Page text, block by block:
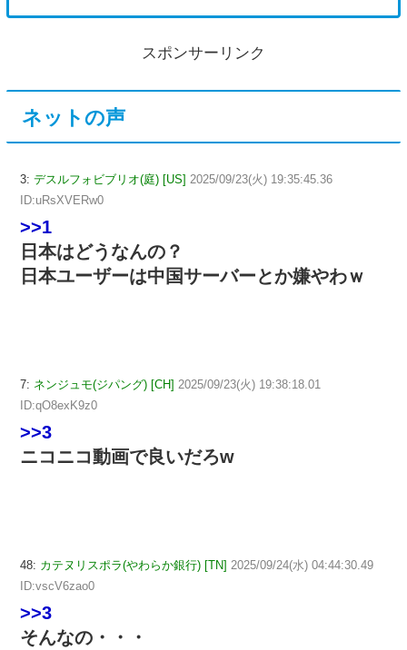
スポンサーリンク
ネットの声
3: デスルフォビブリオ(庭) [US] 2025/09/23(火) 19:35:45.36
ID:uRsXVERw0
>>1
日本はどうなんの？
日本ユーザーは中国サーバーとか嫌やわｗ
7: ネンジュモ(ジパング) [CH] 2025/09/23(火) 19:38:18.01
ID:qO8exK9z0
>>3
ニコニコ動画で良いだろw
48: カテヌリスポラ(やわらか銀行) [TN] 2025/09/24(水) 04:44:30.49
ID:vscV6zao0
>>3
そんなの・・・